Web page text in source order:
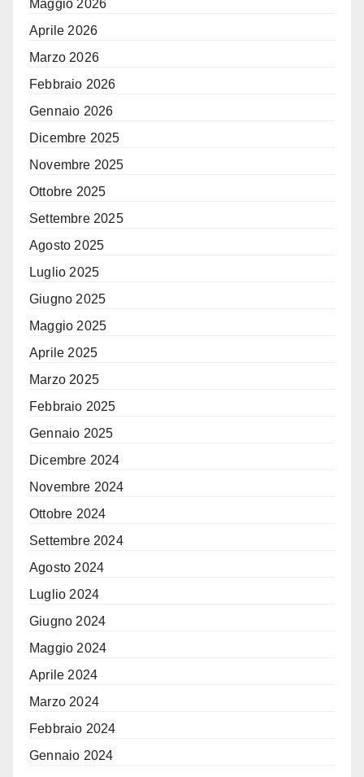
Maggio 2026
Aprile 2026
Marzo 2026
Febbraio 2026
Gennaio 2026
Dicembre 2025
Novembre 2025
Ottobre 2025
Settembre 2025
Agosto 2025
Luglio 2025
Giugno 2025
Maggio 2025
Aprile 2025
Marzo 2025
Febbraio 2025
Gennaio 2025
Dicembre 2024
Novembre 2024
Ottobre 2024
Settembre 2024
Agosto 2024
Luglio 2024
Giugno 2024
Maggio 2024
Aprile 2024
Marzo 2024
Febbraio 2024
Gennaio 2024